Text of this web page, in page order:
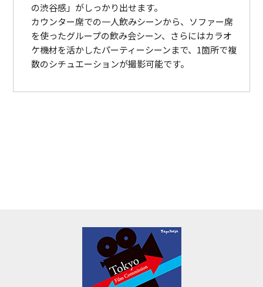
の渋谷感」がしっかり出せます。
カウンター席での一人飲みシーンから、ソファー席
を使ったグループの飲み会シーン、さらにはカラオ
ケ機材を活かしたパーティーシーンまで、1箇所で複
数のシチュエーションが撮影可能です。